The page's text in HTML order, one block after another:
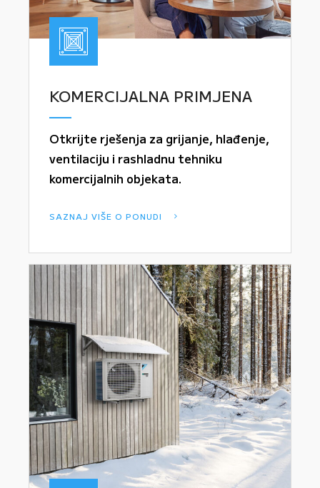
KOMERCIJALNA PRIMJENA
Otkrijte rješenja za grijanje, hlađenje,
ventilaciju i rashladnu tehniku
komercijalnih objekata.
SAZNAJ VIŠE O PONUDI